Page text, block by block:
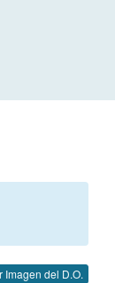
Imagen del D.O.